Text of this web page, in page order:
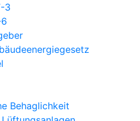
3
Behaglichkeit